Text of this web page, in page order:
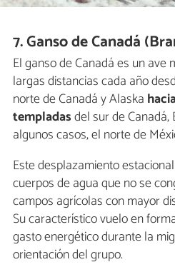
7. Ganso de Canadá
El ganso de Canadá es un
largas distancias cada año
norte de Canadá y Alaska
templadasdel sur de Canadá,
algunos casos, el norte de
Este desplazamiento
cuerpos de agua que no se
campos agrícolas con mayor
Su característico vuelo en
gasto energético durante la
orientación del grupo.